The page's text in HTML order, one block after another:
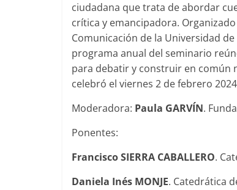
ciudadana que trata de abordar
crítica y emancipadora. Organizado
Comunicación de la Universidad
programa anual del seminario
para debatir y construir en común
celebró el viernes 2 de febrero
Moderadora: Paula GARVÍN.
Ponentes:
Francisco SIERRA CABALLERO.
Daniela Inés MONJE. Catedrática